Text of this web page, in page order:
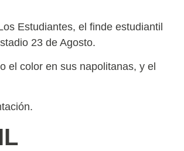
Estudiantes, el finde estudiantil
23 de Agosto.
el color en sus napolitanas, y el